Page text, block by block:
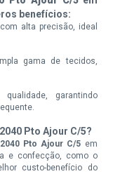
benefícios:
alta precisão, ideal
gama de tecidos,
garantindo
Pto Ajour C/5?
Pto Ajour C/5 em
e confecção, como o
custo-benefício do